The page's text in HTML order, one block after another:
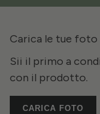
Carica le tue foto
Sii il primo a
con il prodotto.
CARICA FOTO